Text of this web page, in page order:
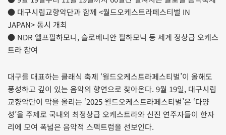
● 대구시립교향악단과 함께 <월드오케스트라페스티벌 IN
JAPAN> 동시 개최
● NDR 엘프필하모니, 슬로베니안 필하모닉 등 세계 정상급 오케스
트라 참여
대구를 대표하는 클래식 축제 ‘월드오케스트라페스티벌’이 올해도
풍성하고 깊이 있는 음악의 향연으로 찾아온다. 9월 19일, 대구시립
교향악단이 막을 올리는 ‘2025 월드오케스트라페스티벌’은 ‘다양
성’을 주제로 국내외 최정상급 오케스트라와 신진 연주자들이 한자
리에 모여 폭넓은 음악적 스펙트럼을 선보인다.